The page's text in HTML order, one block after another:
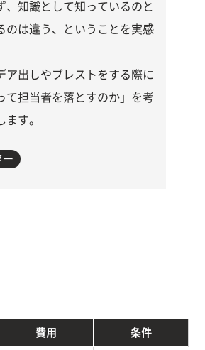
、知識として知っているのと
のは違う、ということを実感
ア出しやブレストをする際に
て担当者を落とすのか」を考
ます。
ー
費用 条件